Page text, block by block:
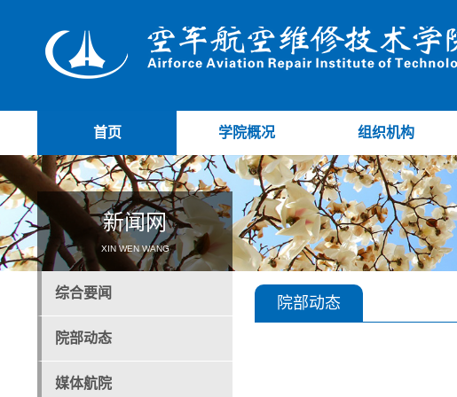
首页 学院概况 组织机构
新闻网
XIN WEN WANG
综合要闻
院部动态
媒体航院
院部动态